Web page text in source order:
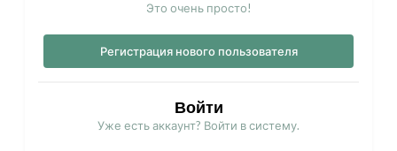
Это очень просто!
Регистрация нового пользователя
Войти
Уже есть аккаунт? Войти в систему.